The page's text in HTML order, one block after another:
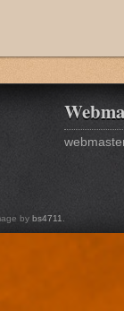
by bs4711